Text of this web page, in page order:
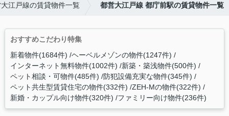
江戸線の賃貸物件一覧 都営大江戸線 都庁前駅の賃貸物件一覧
おすすめこだわり特集
新着物件(1684件) ヘーベルメゾンの物件(1247件)
インターネット無料物件(1002件) 新築・築浅物件(500件)
ペット相談・可物件(485件) 防犯設備充実な物件(345件)
ペット共生型賃貸住宅の物件(332件) ZEH-Mの物件(322件)
新婚・カップル向け物件(320件) ファミリー向け物件(236件)